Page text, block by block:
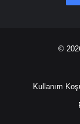
©
Kullanım